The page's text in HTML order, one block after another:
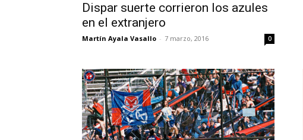
Dispar suerte corrieron los azules
en el extranjero
Martín Ayala Vasallo - 7 marzo, 2016 0